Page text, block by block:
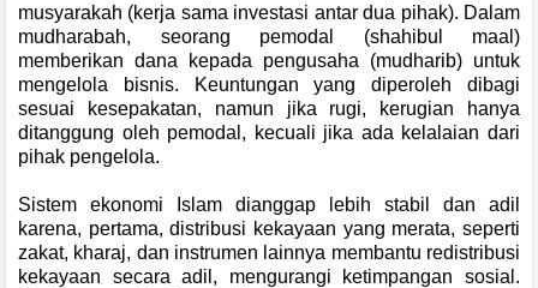
musyarakah (kerja sama investasi antar dua pihak). Dalam
mudharabah, seorang pemodal (shahibul maal)
memberikan dana kepada pengusaha (mudharib) untuk
mengelola bisnis. Keuntungan yang diperoleh dibagi
sesuai kesepakatan, namun jika rugi, kerugian hanya
ditanggung oleh pemodal, kecuali jika ada kelalaian dari
pihak pengelola.
Sistem ekonomi Islam dianggap lebih stabil dan adil
karena, pertama, distribusi kekayaan yang merata, seperti
zakat, kharaj, dan instrumen lainnya membantu redistribusi
kekayaan secara adil, mengurangi ketimpangan sosial.